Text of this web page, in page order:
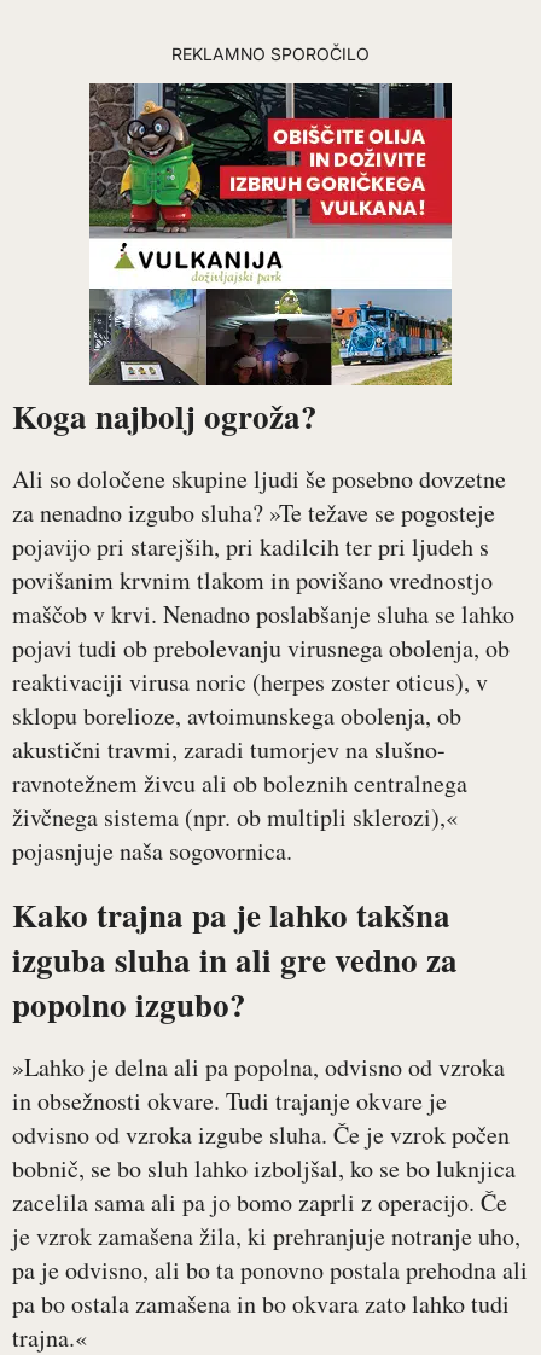
REKLAMNO SPOROČILO
Koga najbolj ogroža?
Ali so določene skupine ljudi še posebno dovzetne
za nenadno izgubo sluha? »Te težave se pogosteje
pojavijo pri starejših, pri kadilcih ter pri ljudeh s
povišanim krvnim tlakom in povišano vrednostjo
maščob v krvi. Nenadno poslabšanje sluha se lahko
pojavi tudi ob prebolevanju virusnega obolenja, ob
reaktivaciji virusa noric (herpes zoster oticus), v
sklopu borelioze, avtoimunskega obolenja, ob
akustični travmi, zaradi tumorjev na slušno-
ravnotežnem živcu ali ob boleznih centralnega
živčnega sistema (npr. ob multipli sklerozi),«
pojasnjuje naša sogovornica.
Kako trajna pa je lahko takšna
izguba sluha in ali gre vedno za
popolno izgubo?
»Lahko je delna ali pa popolna, odvisno od vzroka
in obsežnosti okvare. Tudi trajanje okvare je
odvisno od vzroka izgube sluha. Če je vzrok počen
bobnič, se bo sluh lahko izboljšal, ko se bo luknjica
zacelila sama ali pa jo bomo zaprli z operacijo. Če
je vzrok zamašena žila, ki prehranjuje notranje uho,
pa je odvisno, ali bo ta ponovno postala prehodna ali
pa bo ostala zamašena in bo okvara zato lahko tudi
trajna.«